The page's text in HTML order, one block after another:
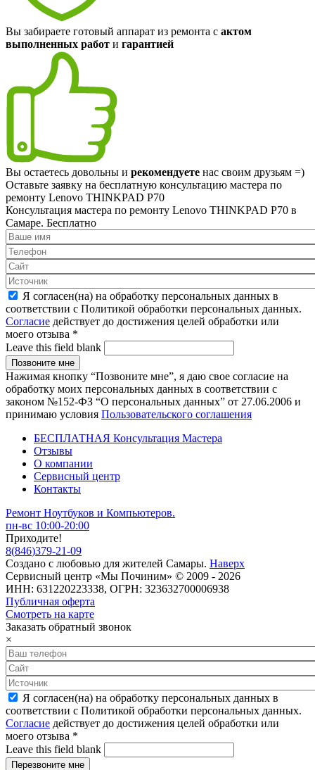
Вы забираете готовый аппарат из ремонта с актом
выполненных работ и гарантией
Вы остаетесь довольны и рекомендуете нас своим друзьям =)
Оставьте заявку на бесплатную консультацию мастера по
ремонту Lenovo THINKPAD P70
Консультация мастера по ремонту Lenovo THINKPAD P70 в
Самаре. Бесплатно
Я согласен(на) на обработку персональных данных в
соответствии с Политикой обработки персональных данных.
Согласие действует до достижения целей обработки или
моего отзыва *
Leave this field blank
Нажимая кнопку “Позвоните мне”, я даю свое согласие на
обработку моих персональных данных в соответствии с
законом №152-ФЗ “О персональных данных” от 27.06.2006 и
принимаю условия Пользовательского соглашения
БЕСПЛАТНАЯ Консультация Мастера
Отзывы
О компании
Сервисный центр
Контакты
Ремонт Ноутбуков и Компьютеров.
пн-вс 10:00-20:00
Приходите!
8(846)379-21-09
Создано с любовью для жителей Самары. Наверх
Сервисный центр «Мы Починим» © 2009 - 2026
ИНН: 631220223338, ОГРН: 323632700006938
Публичная оферта
Смотреть на карте
Заказать обратный звонок
×
Я согласен(на) на обработку персональных данных в
соответствии с Политикой обработки персональных данных.
Согласие действует до достижения целей обработки или
моего отзыва *
Leave this field blank